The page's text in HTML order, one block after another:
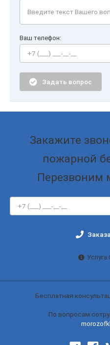
Ваш телефон:
Задать вопрос
Закажите
пожарной
Перезвоним
Услуга
Бесплатная
По вопросам